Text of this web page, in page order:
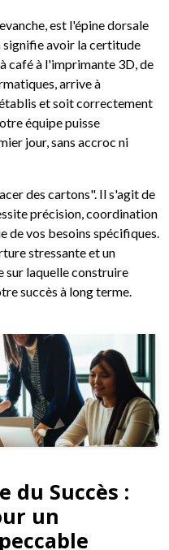
est l'épine dorsale
signifie avoir la certitude
café à l'imprimante 3D, de
arrive à
et soit correctement
équipe puisse
jour, sans accroc ni
des cartons". Il s'agit de
précision, coordination
de vos besoins spécifiques.
stressante et un
sur laquelle construire
succès à long terme.
du Succès :
un